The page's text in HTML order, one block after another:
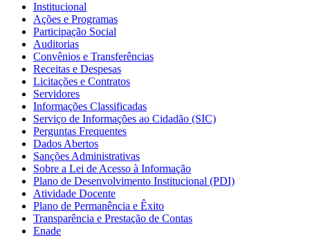
Institucional
Ações e Programas
Participação Social
Auditorias
Convênios e Transferências
Receitas e Despesas
Licitações e Contratos
Servidores
Informações Classificadas
Serviço de Informações ao Cidadão (SIC)
Perguntas Frequentes
Dados Abertos
Sanções Administrativas
Sobre a Lei de Acesso à Informação
Plano de Desenvolvimento Institucional (PDI)
Atividade Docente
Plano de Permanência e Êxito
Transparência e Prestação de Contas
Enade